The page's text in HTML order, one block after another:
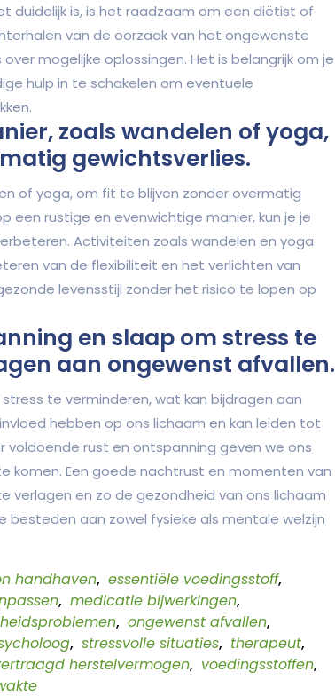
duidelijk is, is het raadzaam om een diëtist of
van de oorzaak van het ongewenste
mogelijke oplossingen. Het is belangrijk om je
hulp in te schakelen om eventuele
zoals wandelen of yoga,
gewichtsverlies.
of yoga, om fit te blijven zonder overmatig
een rustige en evenwichtige manier, kun je je
Activiteiten zoals wandelen en yoga
van de flexibiliteit en het verlichten van
levensstijl zonder het risico te lopen op
en slaap om stress te
aan ongewenst afvallen.
te verminderen, wat kan bijdragen aan
hebben op ons lichaam en kan leiden tot
rust en ontspanning geven we ons
komen. Een goede nachtrust en momenten van
verlagen en zo de gezondheid van ons lichaam
aan zowel fysieke als mentale welzijn
handhaven, essentiële voedingsstoff,
, medicatie bijwerkingen,
, ongewenst afvallen,
, stressvolle situaties, therapeut,
herstelvermogen, voedingsstoffen,